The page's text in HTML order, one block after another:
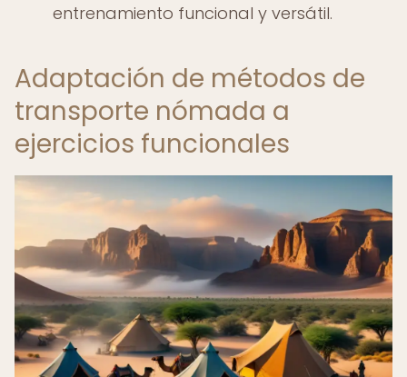
entrenamiento funcional y versátil.
Adaptación de métodos de
transporte nómada a
ejercicios funcionales